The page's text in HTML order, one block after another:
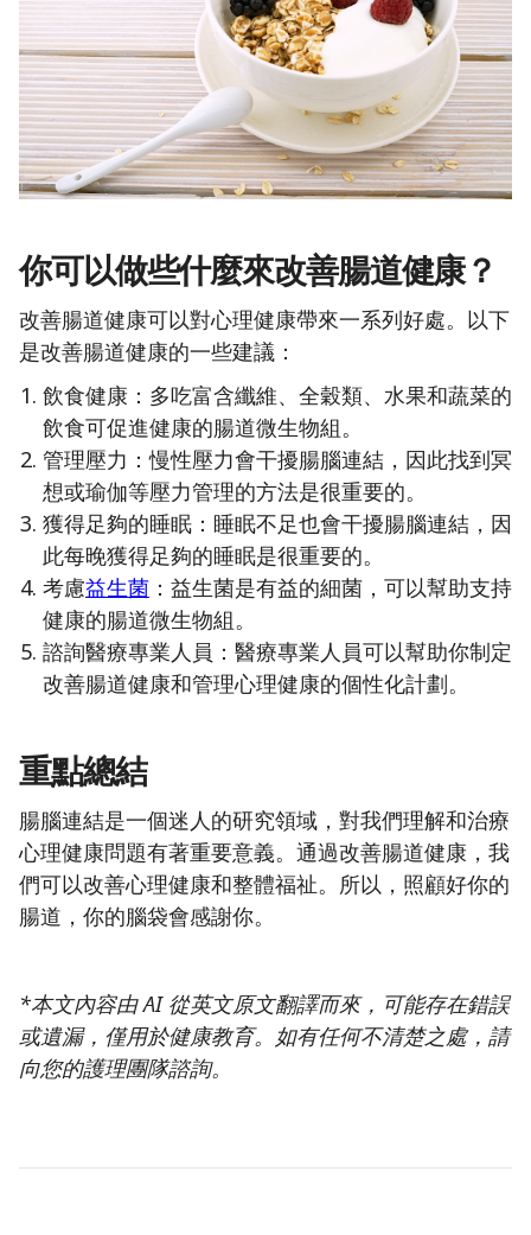
你可以做些什麼來改善腸道健康？
改善腸道健康可以對心理健康帶來一系列好處。以下
是改善腸道健康的一些建議：
飲食健康：多吃富含纖維、全穀類、水果和蔬菜的
飲食可促進健康的腸道微生物組。
管理壓力：慢性壓力會干擾腸腦連結，因此找到冥
想或瑜伽等壓力管理的方法是很重要的。
獲得足夠的睡眠：睡眠不足也會干擾腸腦連結，因
此每晚獲得足夠的睡眠是很重要的。
考慮益生菌 ：益生菌是有益的細菌，可以幫助支持
健康的腸道微生物組。
諮詢醫療專業人員：醫療專業人員可以幫助你制定
改善腸道健康和管理心理健康的個性化計劃。
重點總結
腸腦連結是一個迷人的研究領域，對我們理解和治療
心理健康問題有著重要意義。通過改善腸道健康，我
們可以改善心理健康和整體福祉。所以，照顧好你的
腸道，你的腦袋會感謝你。
*本文內容由 AI 從英文原文翻譯而來，可能存在錯誤
或遺漏，僅用於健康教育。如有任何不清楚之處，請
向您的護理團隊諮詢。